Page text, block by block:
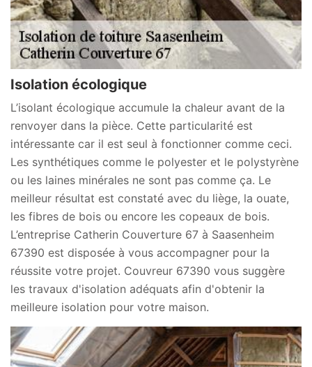
Isolation écologique
L’isolant écologique accumule la chaleur avant de la
renvoyer dans la pièce. Cette particularité est
intéressante car il est seul à fonctionner comme ceci.
Les synthétiques comme le polyester et le polystyrène
ou les laines minérales ne sont pas comme ça. Le
meilleur résultat est constaté avec du liège, la ouate,
les fibres de bois ou encore les copeaux de bois.
L’entreprise Catherin Couverture 67 à Saasenheim
67390 est disposée à vous accompagner pour la
réussite votre projet. Couvreur 67390 vous suggère
les travaux d'isolation adéquats afin d'obtenir la
meilleure isolation pour votre maison.